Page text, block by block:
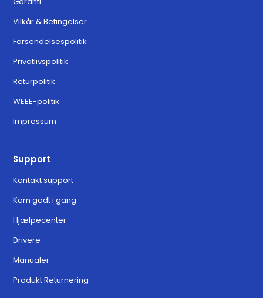
Vilkår & Betingelser
Forsendelsespolitik
Privatlivspolitik
Returpolitik
WEEE-politik
Impressum
Support
Kontakt support
Kom godt i gang
Hjælpecenter
Drivere
Manualer
Produkt Returnering